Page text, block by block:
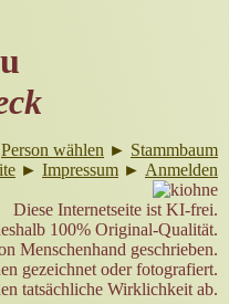
Person wählen ► Stammbaum
► Impressum ► Anmelden
Diese Internetseite ist KI-frei.
100% Original-Qualität.
Menschenhand geschrieben.
gezeichnet oder fotografiert.
tatsächliche Wirklichkeit ab.